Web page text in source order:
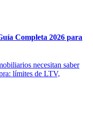
Completa 2026 para
necesitan saber
límites de LTV,